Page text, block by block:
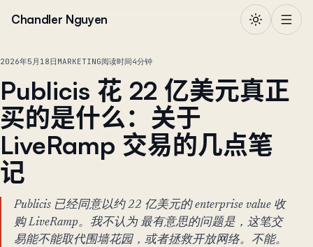
Chandler Nguyen
2026年5月18日 MARKETING阅读时间4分钟
Publicis 花 22 亿美元真正
买的是什么：关于
LiveRamp 交易的几点笔
记
Publicis 已经同意以约 22 亿美元的 enterprise value 收
购 LiveRamp。我不认为 最有意思的问题是，这笔交
易能不能取代围墙花园，或者拯救开放网络。不能。